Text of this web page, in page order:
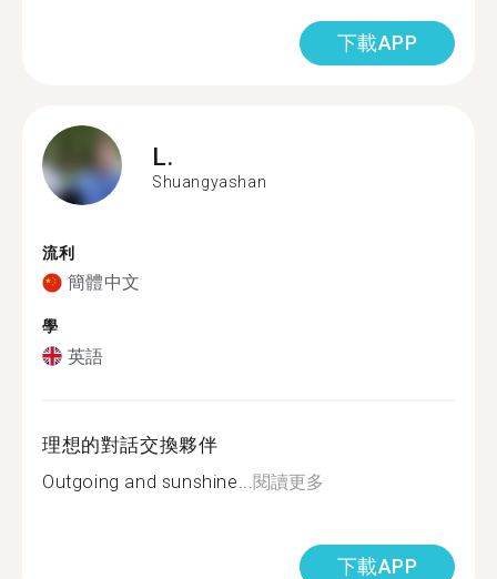
下載APP
L.
Shuangyashan
流利
簡體中文
學
英語
理想的對話交換夥伴
Outgoing and sunshine... 閱讀更多
下載APP